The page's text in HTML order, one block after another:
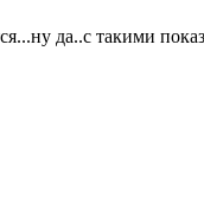
да..с такими